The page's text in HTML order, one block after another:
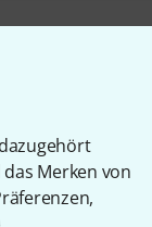
Merken von